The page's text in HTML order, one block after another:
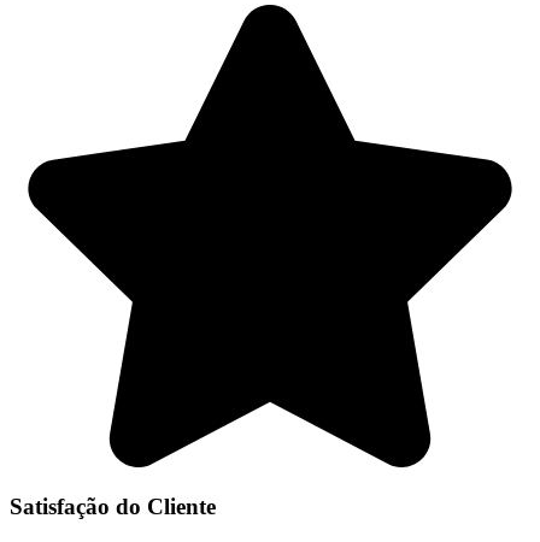
Satisfação do Cliente